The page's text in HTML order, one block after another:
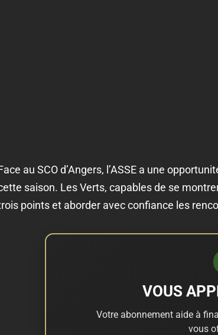
au SCO d’Angers, l’ASSE a une
saison. Les Verts, capables de se
points et aborder avec confiance les
VOUS
Votre abonnement aide à
vous